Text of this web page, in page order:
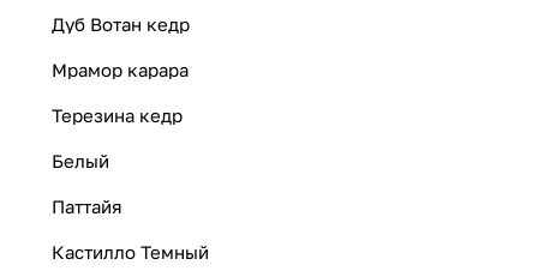
Дуб Вотан кедр
Мрамор карара
Терезина кедр
Белый
Паттайя
Кастилло Темный